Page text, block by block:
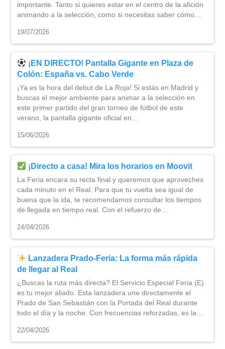
importante. Tanto si quieres estar en el centro de la afición
animando a la selección, como si necesitas saber cómo…
19/07/2026
¡EN DIRECTO! Pantalla Gigante en Plaza de
Colón: España vs. Cabo Verde
¡Ya es la hora del debut de La Roja! Si estás en Madrid y
buscas el mejor ambiente para animar a la selección en
este primer partido del gran torneo de fútbol de este
verano, la pantalla gigante oficial en…
15/06/2026
¡Directo a casa! Mira los horarios en Moovit
La Feria encara su recta final y queremos que aproveches
cada minuto en el Real. Para que tu vuelta sea igual de
buena que la ida, te recomendamos consultar los tiempos
de llegada en tiempo real. Con el refuerzo de…
24/04/2026
Lanzadera Prado-Feria: La forma más rápida
de llegar al Real
¿Buscas la ruta más directa? El Servicio Especial Feria (E)
es tu mejor aliado. Esta lanzadera une directamente el
Prado de San Sebastián con la Portada del Real durante
todo el día y la noche. Con frecuencias reforzadas, es la…
22/04/2026